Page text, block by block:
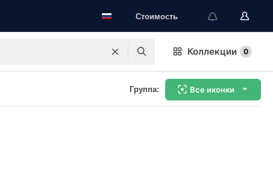
Стоимость
Коллекции 0
Группа: Все иконки